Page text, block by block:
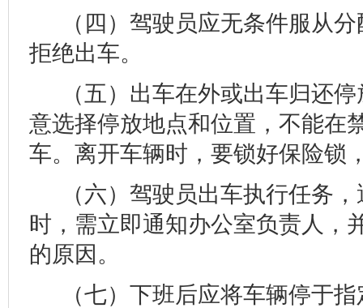
（四）驾驶员应无条件服从
拒绝出车。
（五）出车在外或出车归还
意选择停放地点和位置，不能在
车。离开车辆时，要锁好保险锁
（六）驾驶员出车执行任务
时，需立即通知办公室负责人，
的原因。
（七）下班后应将车辆停于